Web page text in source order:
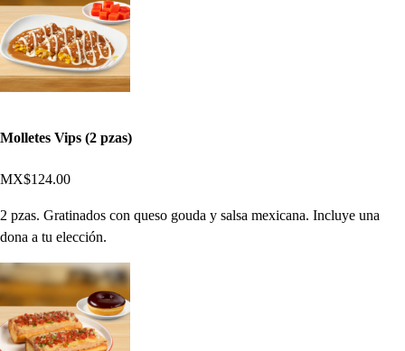
Molletes Vips (2 pzas)
MX$124.00
2 pzas. Gratinados con queso gouda y salsa mexicana. Incluye una
dona a tu elección.